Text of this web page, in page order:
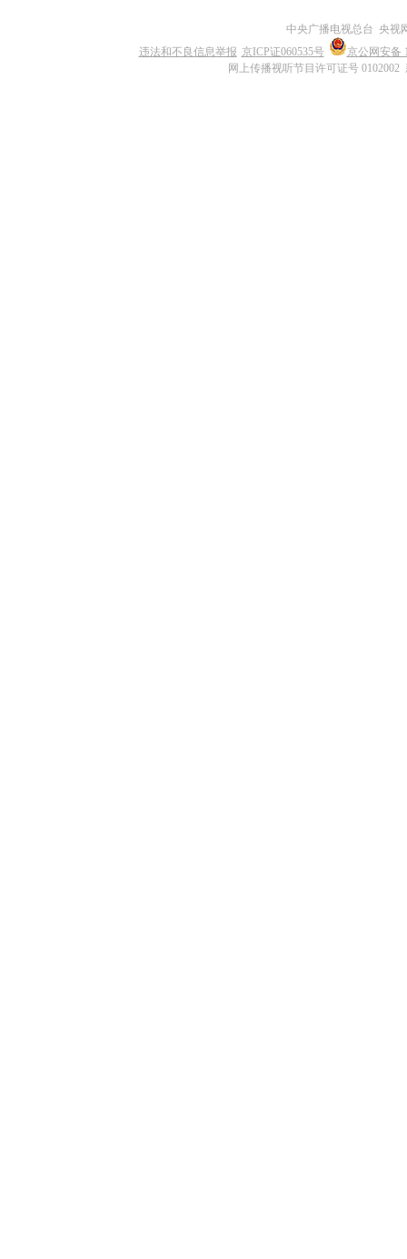
中央广播电视总台 央视
违法和不良信息举报 京ICP证060535号
京公网安备
网上传播视听节目许可证号 0102002